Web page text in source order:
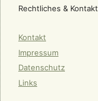
Rechtliches & Kontakt
Kontakt
Impressum
Datenschutz
Links